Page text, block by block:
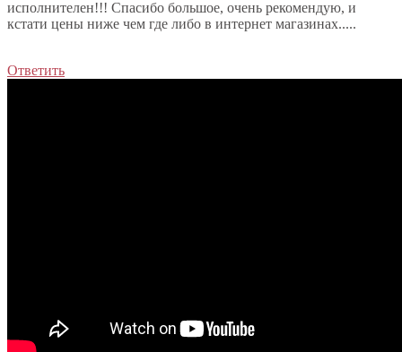
исполнителен!!! Спасибо большое, очень рекомендую, и
кстати цены ниже чем где либо в интернет магазинах.....
Ответить